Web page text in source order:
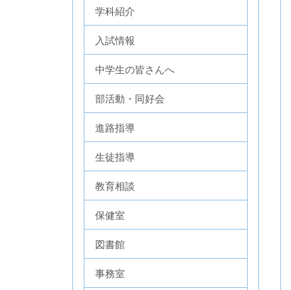
学科紹介
入試情報
中学生の皆さんへ
部活動・同好会
進路指導
生徒指導
教育相談
保健室
図書館
事務室